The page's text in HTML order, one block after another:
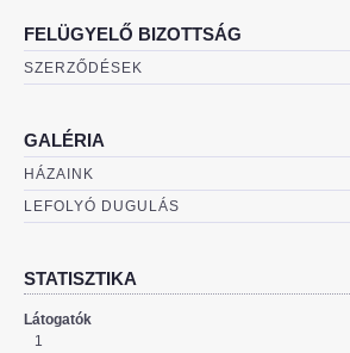
FELÜGYELŐ BIZOTTSÁG
SZERZŐDÉSEK
GALÉRIA
HÁZAINK
LEFOLYÓ DUGULÁS
STATISZTIKA
Látogatók
1